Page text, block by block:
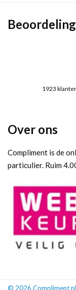
1923
Over ons
Compliment is de
particulier. Ruim
© 2026 Compliment.nl